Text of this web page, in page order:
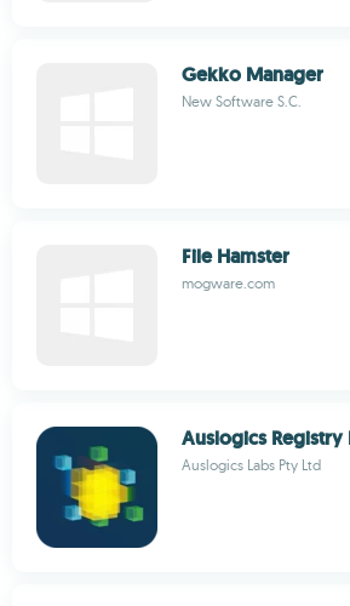
Gekko Manager
New Software S.C.
File Hamster
mogware.com
Auslogics Registry
Auslogics Labs Pty Ltd